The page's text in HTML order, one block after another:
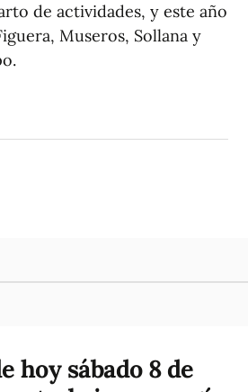
de actividades, y este año
Museros, Sollana y
hoy sábado 8 de